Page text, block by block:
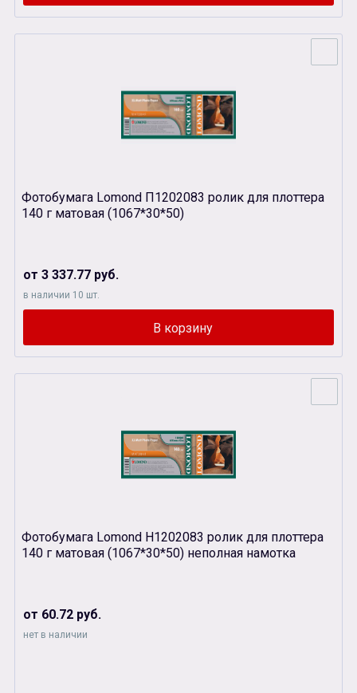
Фотобумага Lomond П1202083 ролик для плоттера
140 г матовая (1067*30*50)
от 3 337.77 руб.
в наличии 10 шт.
Фотобумага Lomond Н1202083 ролик для плоттера
140 г матовая (1067*30*50) неполная намотка
от 60.72 руб.
нет в наличии